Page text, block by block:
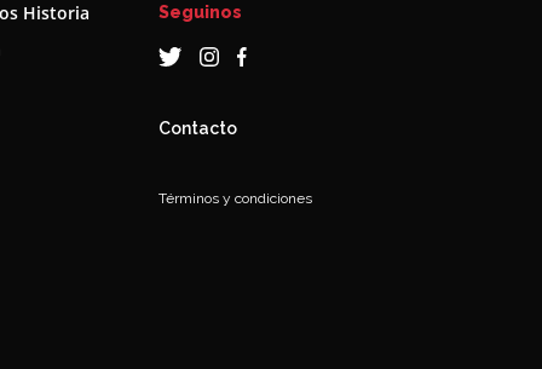
Historia
Seguinos
Contacto
Términos y condiciones